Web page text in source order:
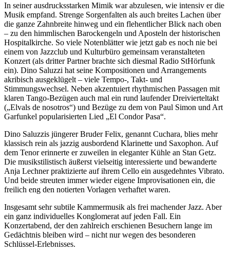
In seiner ausdrucksstarken Mimik war abzulesen, wie intensiv er die
Musik empfand. Strenge Sorgenfalten als auch breites Lachen über
die ganze Zahnbreite hinweg und ein flehentlicher Blick nach oben
– zu den himmlischen Barockengeln und Aposteln der historischen
Hospitalkirche. So viele Notenblätter wie jetzt gab es noch nie bei
einem von Jazzclub und Kulturbüro gemeinsam veranstalteten
Konzert (als dritter Partner brachte sich diesmal Radio StHörfunk
ein). Dino Saluzzi hat seine Kompositionen und Arrangements
akribisch ausgeklügelt – viele Tempo-, Takt- und
Stimmungswechsel. Neben akzentuiert rhythmischen Passagen mit
klaren Tango-Bezügen auch mal ein rund laufender Dreivierteltakt
(„Elvals de nosotros“) und Bezüge zu dem von Paul Simon und Art
Garfunkel popularisierten Lied „El Condor Pasa“.
Dino Saluzzis jüngerer Bruder Felix, genannt Cuchara, blies mehr
klassisch rein als jazzig ausbordend Klarinette und Saxophon. Auf
dem Tenor erinnerte er zuweilen in eleganter Kühle an Stan Getz.
Die musikstilistisch äußerst vielseitig interessierte und bewanderte
Anja Lechner praktizierte auf ihrem Cello ein ausgedehntes Vibrato.
Und beide streuten immer wieder eigene Improvisationen ein, die
freilich eng den notierten Vorlagen verhaftet waren.
Insgesamt sehr subtile Kammermusik als frei machender Jazz. Aber
ein ganz individuelles Konglomerat auf jeden Fall. Ein
Konzertabend, der den zahlreich erschienen Besuchern lange im
Gedächtnis bleiben wird – nicht nur wegen des besonderen
Schlüssel-Erlebnisses.